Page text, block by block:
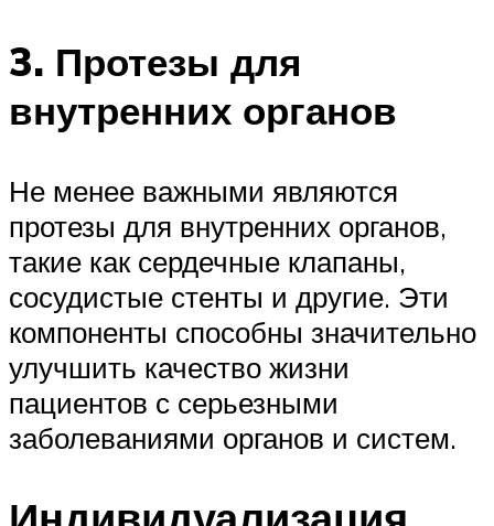
3. Протезы для
внутренних органов
Не менее важными являются
протезы для внутренних органов,
такие как сердечные клапаны,
сосудистые стенты и другие. Эти
компоненты способны значительно
улучшить качество жизни
пациентов с серьезными
заболеваниями органов и систем.